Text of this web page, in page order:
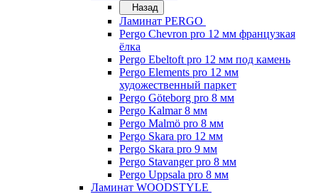
Назад
Ламинат PERGO
Pergo Chevron pro 12 мм французкая
ёлка
Pergo Ebeltoft pro 12 мм под камень
Pergo Elements pro 12 мм
художественный паркет
Pergo Göteborg pro 8 мм
Pergo Kalmar 8 мм
Pergo Malmö pro 8 мм
Pergo Skara pro 12 мм
Pergo Skara pro 9 мм
Pergo Stavanger pro 8 мм
Pergo Uppsala pro 8 мм
Ламинат WOODSTYLE